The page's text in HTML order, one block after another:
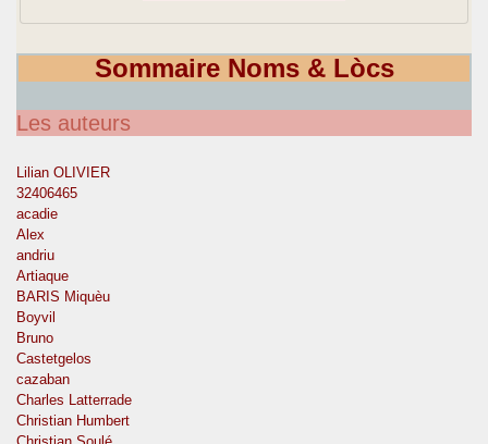
Sommaire Noms & Lòcs
Les auteurs
Lilian OLIVIER
32406465
acadie
Alex
andriu
Artiaque
BARIS Miquèu
Boyvil
Bruno
Castetgelos
cazaban
Charles Latterrade
Christian Humbert